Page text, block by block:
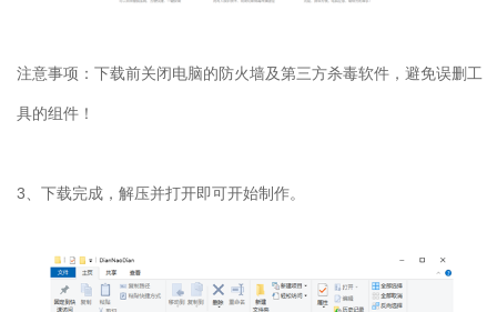
注意事项：下载前关闭电脑的防火墙及第三方杀毒软件，避免误删工
具的组件！
3、下载完成，解压并打开即可开始制作。